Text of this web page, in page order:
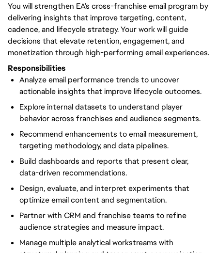
You will strengthen EA’s cross-franchise email program by
delivering insights that improve targeting, content,
cadence, and lifecycle strategy. Your work will guide
decisions that elevate retention, engagement, and
monetization through high-performing email experiences.
Responsibilities
Analyze email performance trends to uncover
actionable insights that improve lifecycle outcomes.
Explore internal datasets to understand player
behavior across franchises and audience segments.
Recommend enhancements to email measurement,
targeting methodology, and data pipelines.
Build dashboards and reports that present clear,
data-driven recommendations.
Design, evaluate, and interpret experiments that
optimize email content and segmentation.
Partner with CRM and franchise teams to refine
audience strategies and measure impact.
Manage multiple analytical workstreams with